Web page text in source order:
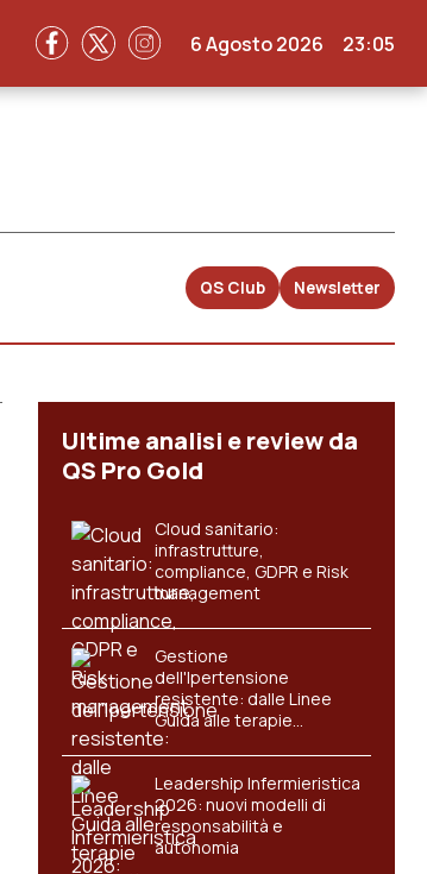
6 Agosto 2026 23:05
QS Club Newsletter
Ultime analisi e review da
QS Pro Gold
Cloud sanitario:
infrastrutture,
compliance, GDPR e Risk
management
Gestione
dell'Ipertensione
resistente: dalle Linee
Guida alle terapie
innovative
Leadership Infermieristica
2026: nuovi modelli di
responsabilità e
autonomia